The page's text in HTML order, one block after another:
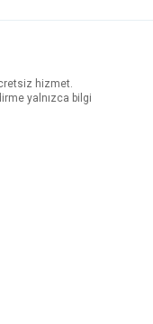
hizmet.
yalnızca bilgi